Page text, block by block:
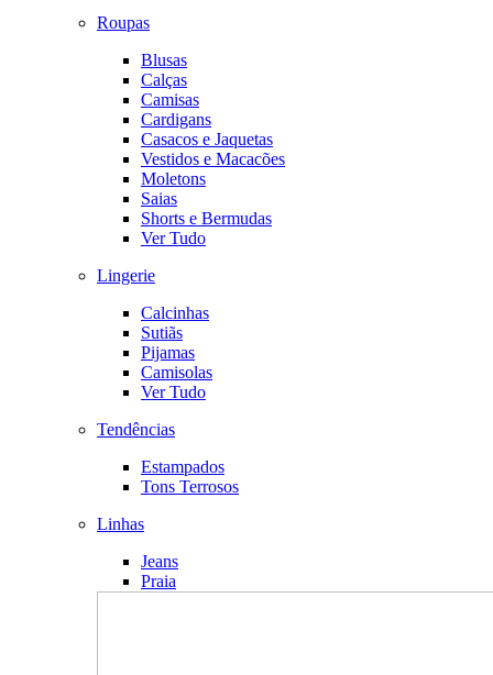
Roupas
Blusas
Calças
Camisas
Cardigans
Casacos e Jaquetas
Vestidos e Macacões
Moletons
Saias
Shorts e Bermudas
Ver Tudo
Lingerie
Calcinhas
Sutiãs
Pijamas
Camisolas
Ver Tudo
Tendências
Estampados
Tons Terrosos
Linhas
Jeans
Praia